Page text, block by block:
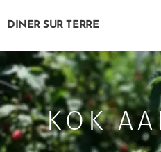
DINER SUR TERRE
KOK